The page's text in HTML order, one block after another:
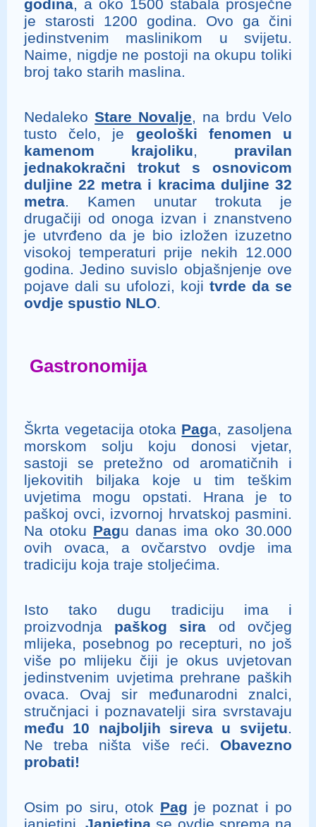
godina, a oko 1500 stabala prosječne
je starosti 1200 godina. Ovo ga čini
jedinstvenim maslinikom u svijetu.
Naime, nigdje ne postoji na okupu toliki
broj tako starih maslina.
NedalekoStare Novalje, na brdu Velo
tusto čelo, je geološki fenomen u
kamenom krajoliku, pravilan
jednakokračni trokut s osnovicom
duljine 22 metra i kracima duljine 32
metra. Kamen unutar trokuta je
drugačiji od onoga izvan i znanstveno
je utvrđeno da je bio izložen izuzetno
visokoj temperaturi prije nekih 12.000
godina. Jedino suvislo objašnjenje ove
pojave dali su ufolozi, koji tvrde da se
ovdje spustio NLO.
Gastronomija
Škrta vegetacija otoka Paga, zasoljena
morskom solju koju donosi vjetar,
sastoji se pretežno od aromatičnih i
ljekovitih biljaka koje u tim teškim
uvjetima mogu opstati. Hrana je to
paškoj ovci, izvornoj hrvatskoj pasmini.
Na otoku Pagu danas ima oko 30.000
ovih ovaca, a ovčarstvo ovdje ima
tradiciju koja traje stoljećima.
Isto tako dugu tradiciju ima i
proizvodnja paškog sira od ovčjeg
mlijeka, posebnog po recepturi, no još
više po mlijeku čiji je okus uvjetovan
jedinstvenim uvjetima prehrane paških
ovaca. Ovaj sir međunarodni znalci,
stručnjaci i poznavatelji sira svrstavaju
među 10 najboljih sireva u svijetu
Ne treba ništa više reći. Obavezno
probati!
Osim po siru, otok Pag je poznat i po
janjetini.Janjetina se ovdje sprema na